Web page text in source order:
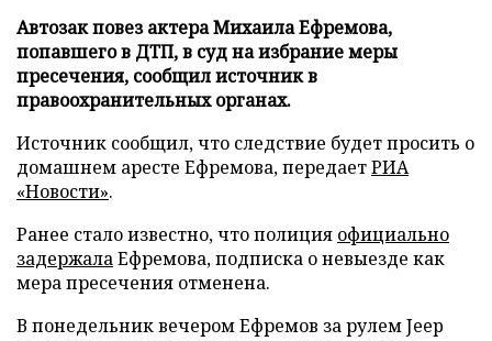
Автозак повез актера Михаила Ефремова,
попавшего в ДТП, в суд на избрание меры
пресечения, сообщил источник в
правоохранительных органах.
Источник сообщил, что следствие будет просить о
домашнем аресте Ефремова, передаетРИА
«Новости».
Ранее стало известно, что полиция официально
задержалаЕфремова, подписка о невыезде как
мера пресечения отменена.
В понедельник вечером Ефремов за рулем Jeep